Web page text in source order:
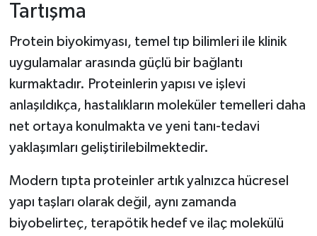
Tartışma
Protein biyokimyası, temel tıp bilimleri ile klinik
uygulamalar arasında güçlü bir bağlantı
kurmaktadır. Proteinlerin yapısı ve işlevi
anlaşıldıkça, hastalıkların moleküler temelleri daha
net ortaya konulmakta ve yeni tanı-tedavi
yaklaşımları geliştirilebilmektedir.
Modern tıpta proteinler artık yalnızca hücresel
yapı taşları olarak değil, aynı zamanda
biyobelirteç, terapötik hedef ve ilaç molekülü